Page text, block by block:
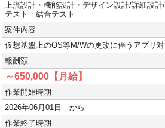
上流設計・機能設計・デザイン設計/詳細設
テスト・結合テスト
案件内容
仮想基盤上のOS等M/Wの更改に伴うアプリ対
報酬額
～650,000【月給】
作業開始時期
2026年06月01日 から
作業終了時期